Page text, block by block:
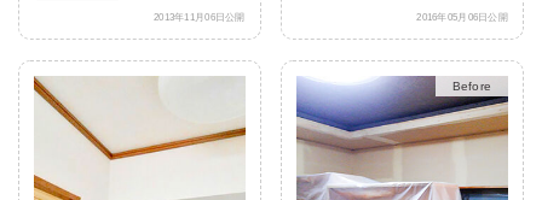
2013年11月06日公開 2016年05月06日公開
After